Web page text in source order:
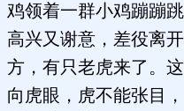
鸡领着一群小鸡蹦蹦
高兴又谢意，差役离
方，有只老虎来了。
向虎眼，虎不能张目